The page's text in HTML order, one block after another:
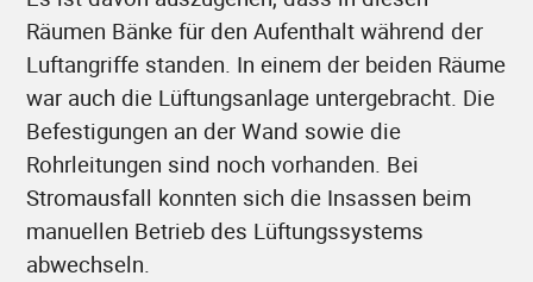
Räumen Bänke für den Aufenthalt während der
Luftangriffe standen. In einem der beiden Räume
war auch die Lüftungsanlage untergebracht. Die
Befestigungen an der Wand sowie die
Rohrleitungen sind noch vorhanden. Bei
Stromausfall konnten sich die Insassen beim
manuellen Betrieb des Lüftungssystems
abwechseln.